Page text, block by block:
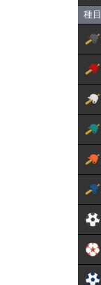
種目